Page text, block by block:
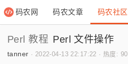
码农网 码农文章 码农社区
Perl 教程 Perl 文件操作
tanner · 2022-04-13 22:17:22 · 热度: 90